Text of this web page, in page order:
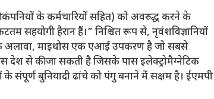
के कर्मचारियों सहित) को अवरुद्ध करने के
सहयोगी हैरान हैं।” निश्चित रूप से, नृवंशविज्ञानियों
के अलावा, माइथोस एक एआई उपकरण है जो सबसे
देश से की जा सकती है जिसके पास इलेक्ट्रोमैग्नेटिक
संपूर्ण बुनियादी ढांचे को पंगु बनाने में सक्षम है। ईएमपी